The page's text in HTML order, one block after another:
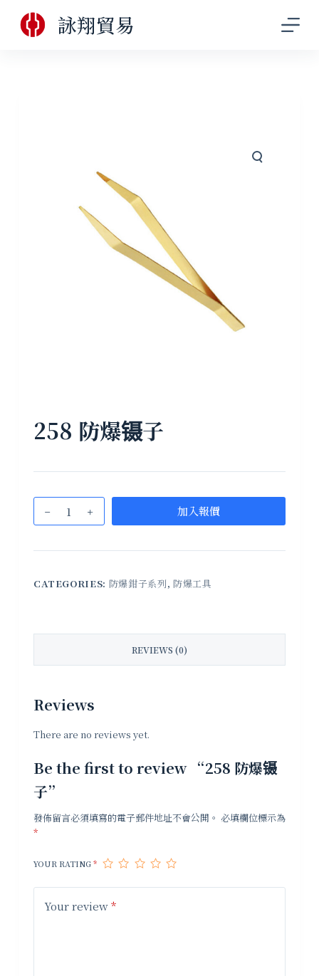
跳
至
詠翔貿易
258 防爆镊子
加入報價
CATEGORIES: 防爆鉗子系列, 防爆工具
REVIEWS (0)
Reviews
There are no reviews yet.
Be the first to review “258 防爆镊
子”
發佈留言必須填寫的電子郵件地址不會公開。 必填欄位標示為
*
YOUR RATING*
Your review*